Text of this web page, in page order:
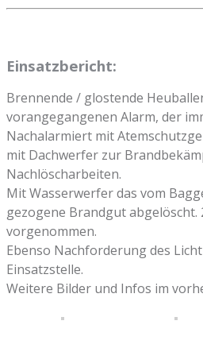
Einsatzbericht:
Brennende / glostende
vorangegangenen Alarm, der
Nachalarmiert mit
mit Dachwerfer zur
Nachlöscharbeiten.
Mit Wasserwerfer das vom
gezogene Brandgut abgelöscht.
vorgenommen.
Ebenso Nachforderung des
Einsatzstelle.
Weitere Bilder und Infos im